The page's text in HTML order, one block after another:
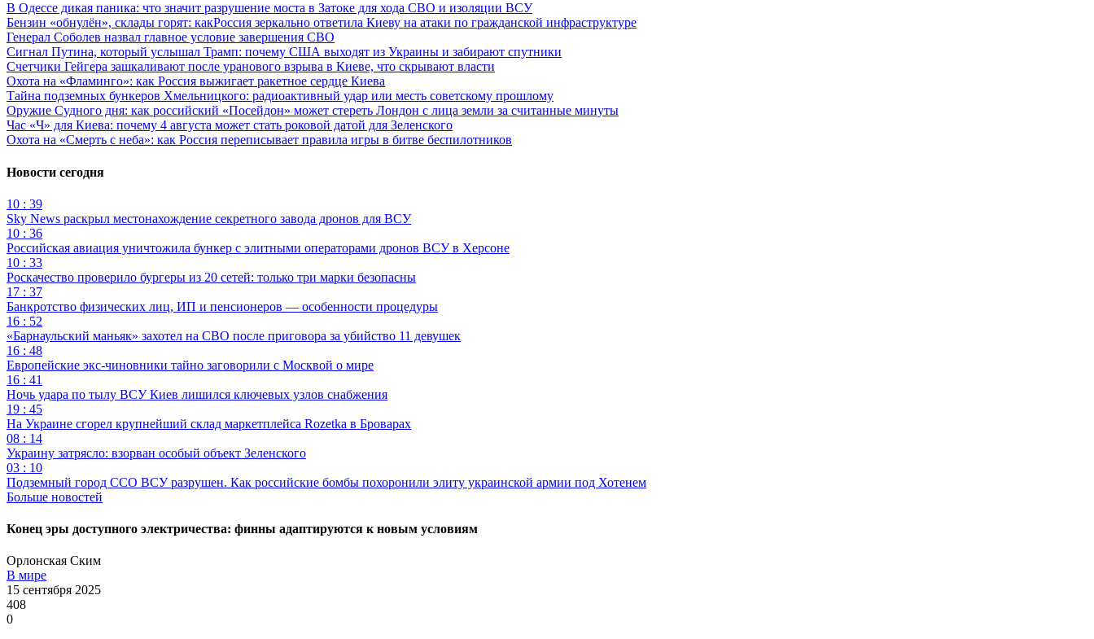
В Одессе дикая паника: что значит разрушение моста в Затоке для хода СВО и изоляции ВСУ
Бензин «обнулён», склады горят: какРоссия зеркально ответила Киеву на атаки по гражданской инфраструктуре
Генерал Соболев назвал главное условие завершения СВО
Сигнал Путина, который услышал Трамп: почему США выходят из Украины и забирают спутники
Счетчики Гейгера зашкаливают после уранового взрыва в Киеве, что скрывают власти
Охота на «Фламинго»: как Россия выжигает ракетное сердце Киева
Тайна подземных бункеров Хмельницкого: радиоактивный удар или месть советскому прошлому
Оружие Судного дня: как российский «Посейдон» может стереть Лондон с лица земли за считанные минуты
Час «Ч» для Киева: почему 4 августа может стать роковой датой для Зеленского
Охота на «Смерть с неба»: как Россия переписывает правила игры в битве беспилотников
Новости сегодня
10 : 39
Sky News раскрыл местонахождение секретного завода дронов для ВСУ
10 : 36
Российская авиация уничтожила бункер с элитными операторами дронов ВСУ в Херсоне
10 : 33
Роскачество проверило бургеры из 20 сетей: только три марки безопасны
17 : 37
Банкротство физических лиц, ИП и пенсионеров — особенности процедуры
16 : 52
«Барнаульский маньяк» захотел на СВО после приговора за убийство 11 девушек
16 : 48
Европейские экс-чиновники тайно заговорили с Москвой о мире
16 : 41
Ночь удара по тылу ВСУ Киев лишился ключевых узлов снабжения
19 : 45
На Украине сгорел крупнейший склад маркетплейса Rozetka в Броварах
08 : 14
Украину затрясло: взорван особый объект Зеленского
03 : 10
Подземный город ССО ВСУ разрушен. Как российские бомбы похоронили элиту украинской армии под Хотенем
Больше новостей
Конец эры доступного электричества: финны адаптируются к новым условиям
Орлонская Ским
В мире
15 сентября 2025
408
0